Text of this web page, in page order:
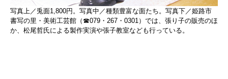
写真上／兎面1,800円。写真中／種類豊富な面たち。写真下／姫路市
書写の里・美術工芸館（☎079・267・0301）では、張り子の販売のほ
か、松尾哲氏による製作実演や張子教室なども行っている。